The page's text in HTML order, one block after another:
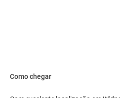
Como chegar